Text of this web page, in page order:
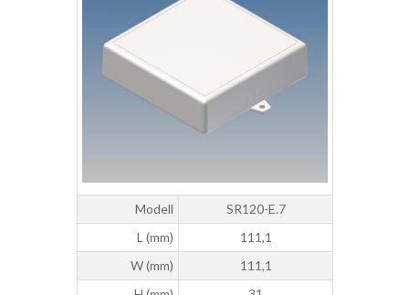
Modell
SR120-E.7
L (mm)
111,1
W (mm)
111,1